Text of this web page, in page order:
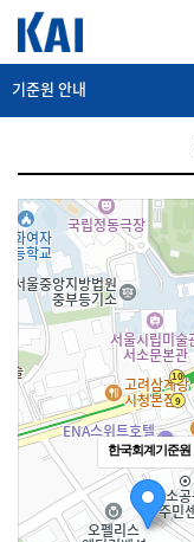
기준원 안내
한국회계기준원